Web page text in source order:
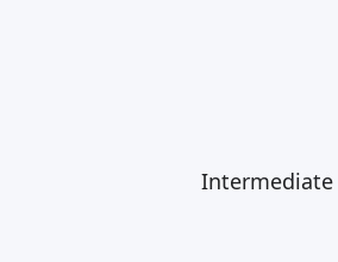
Intermediate